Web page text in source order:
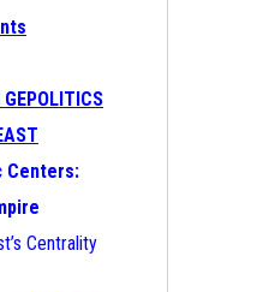
Centers:
Centrality